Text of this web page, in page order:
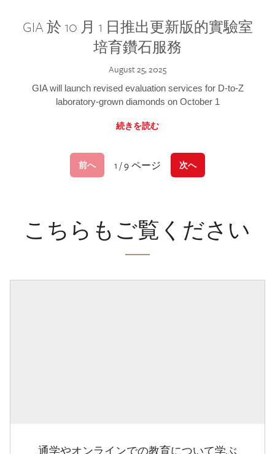
GIA 於 10 月 1 日推出更新版的實驗室
培育鑽石服務
August 25, 2025
GIA will launch revised evaluation services for D-to-Z
laboratory-grown diamonds on October 1
続きを読む
前へ 1 / 9 ページ 次へ
こちらもご覧ください
通学やオンラインでの教育について学ぶ